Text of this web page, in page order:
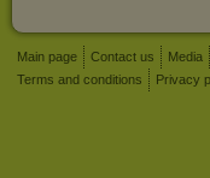
Main page Contact us Media
Terms and conditions
Privacy